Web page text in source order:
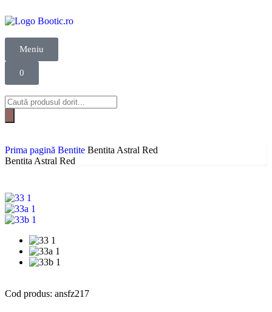
Meniu
0
Prima pagină Bentite Bentita Astral Red
Bentita Astral Red
Cod produs: ansfz217